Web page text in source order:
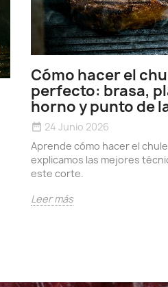
Cómo hacer el
perfecto: brasa,
horno y punto de
date_range 24 Junio 2026
Aprende cómo hacer el
explicamos las mejores
este corte.
Leer más